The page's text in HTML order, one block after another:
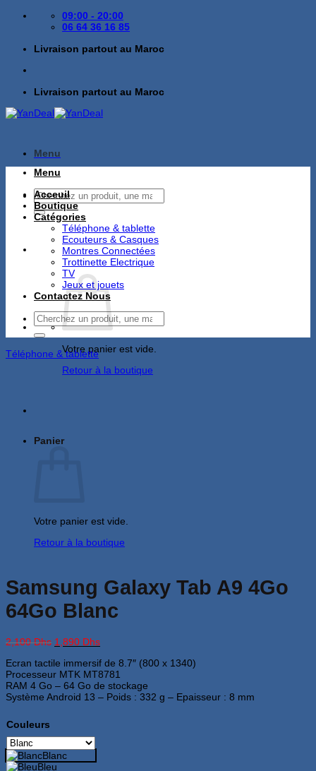
Passer
09:00 - 20:00
06 64 36 16 85
Livraison partout au Maroc
Livraison partout au Maroc
Menu
Recherche
pour :
Votre panier est vide.
Retour à la boutique
Panier
Votre panier est vide.
Retour à la boutique
Menu
Acceuil
Boutique
Catégories
Téléphone & tablette
Ecouteurs & Casques
Montres Connectées
Trottinette Electrique
TV
Jeux et jouets
Contactez Nous
Recherche
pour :
Téléphone & tablette
Samsung Galaxy Tab A9 4Go
64Go Blanc
2,100Dhs Le
initial
était :
2,100 Dhs.
1,890 DhsLe
actuel
est :
1,890 Dhs.
Ecran tactile immersif de 8.7″ (800 x 1340)
Processeur MTK MT8781
RAM 4 Go – 64 Go de stockage
Système Android 13 – Poids : 332 g – Epaisseur : 8 mm
Couleurs
Blanc
Bleu